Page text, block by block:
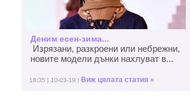
Деним есен-зима...
Изрязани, разкроени или небрежни,
новите модели дънки нахлуват в...
18:35 | 10-03-19 | Виж цялата статия »